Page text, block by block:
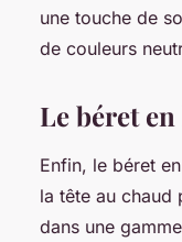
une touche de
de couleurs
Le béret
Enfin, le béret
la tête au chaud
dans une